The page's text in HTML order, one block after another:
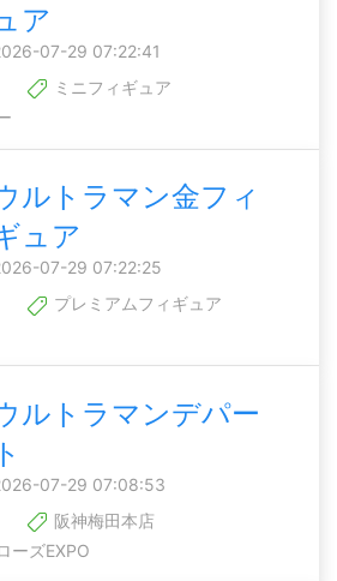
ア
07-29 07:22:41
ミニフィギュア
ルトラマン金フィ
ュア
07-29 07:22:25
プレミアムフィギュア
ルトラマンデパー
ト
07-29 07:08:53
阪神梅田本店
ーズEXPO